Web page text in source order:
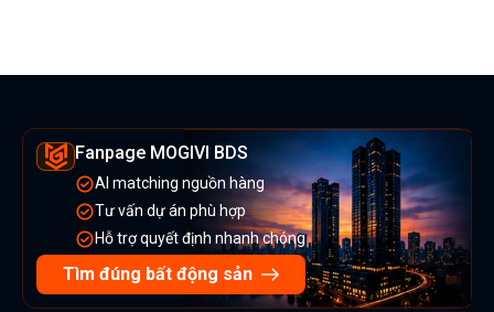
Fanpage MOGIVI BDS
AI matching nguồn hàng
Tư vấn dự án phù hợp
Hỗ trợ quyết định nhanh chóng
Tìm đúng bất động sản